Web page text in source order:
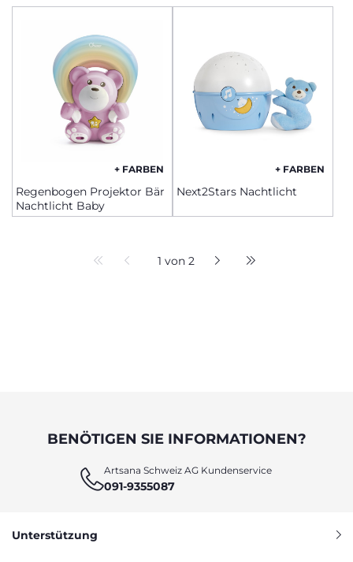
+ FARBEN
Regenbogen Projektor Bär
Nachtlicht Baby
+ FARBEN
Next2Stars Nachtlicht
1 von 2
BENÖTIGEN SIE INFORMATIONEN?
Artsana Schweiz AG Kundenservice
091-9355087
Unterstützung